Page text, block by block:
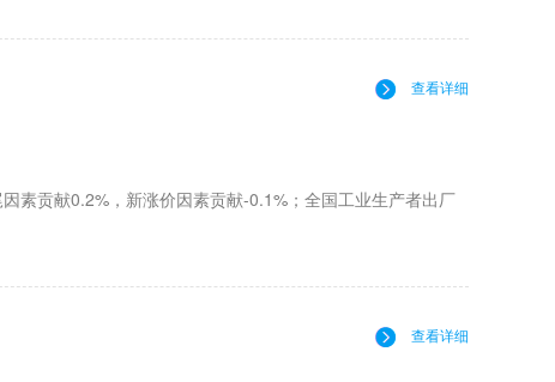
查看详细
素贡献0.2%，新涨价因素贡献-0.1%；全国工业生产者出厂
查看详细